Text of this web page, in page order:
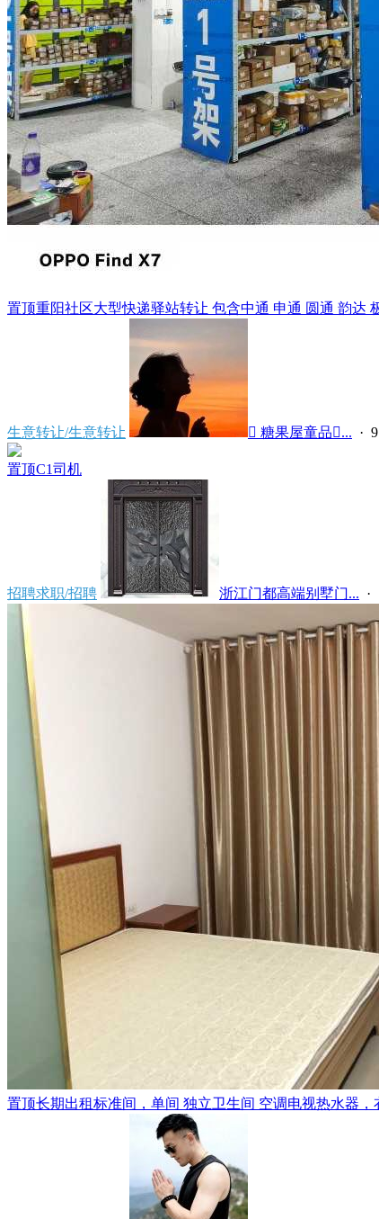
置顶重阳社区大型快递驿站转让 包含中通 申通 圆通 韵达
生意转让/生意转让  糖果屋童品... ·
置顶C1司机
招聘求职/招聘 浙江门都高端别墅门... ·
置顶长期出租标准间，单间 独立卫生间 空调电视热水器，